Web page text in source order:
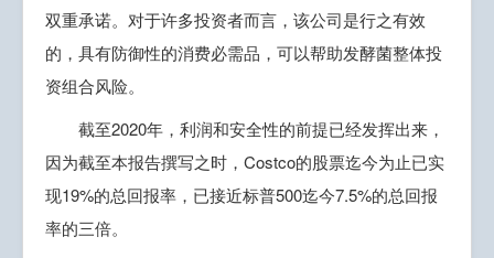
双重承诺。对于许多投资者而言，该公司是行之有效
的，具有防御性的消费必需品，可以帮助发酵菌整体投
资组合风险。
截至2020年，利润和安全性的前提已经发挥出来，
因为截至本报告撰写之时，Costco的股票迄今为止已实
现19%的总回报率，已接近标普500迄今7.5%的总回报
率的三倍。